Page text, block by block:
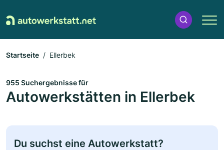
Startseite Ellerbek
955 Suchergebnisse für
Autowerkstätten in Ellerbek
Du suchst eine Autowerkstatt?